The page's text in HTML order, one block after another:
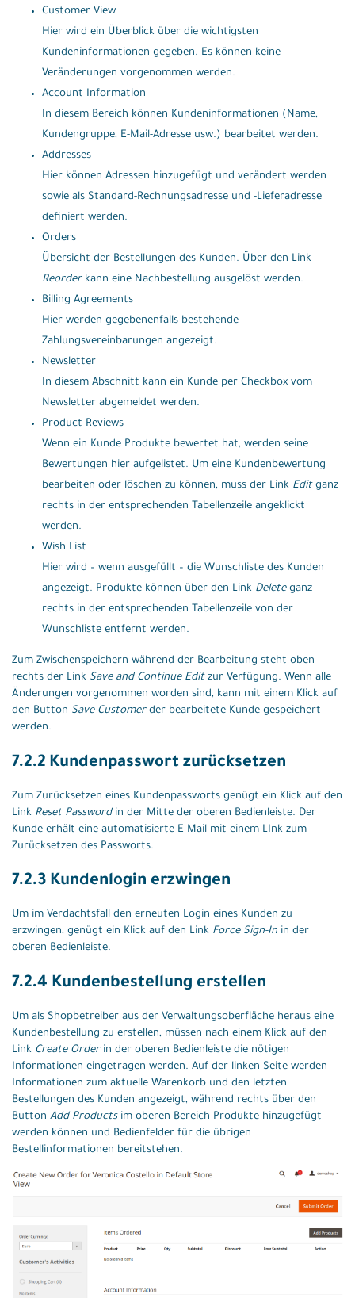
Customer View
Hier wird ein Überblick über die wichtigsten
Kundeninformationen gegeben. Es können keine
Veränderungen vorgenommen werden.
Account Information
In diesem Bereich können Kundeninformationen (Name,
Kundengruppe, E-Mail-Adresse usw.) bearbeitet werden.
Addresses
Hier können Adressen hinzugefügt und verändert werden
sowie als Standard-Rechnungsadresse und -Lieferadresse
definiert werden.
Orders
Übersicht der Bestellungen des Kunden. Über den Link
Reorderkann eine Nachbestellung ausgelöst werden.
Billing Agreements
Hier werden gegebenenfalls bestehende
Zahlungsvereinbarungen angezeigt.
Newsletter
In diesem Abschnitt kann ein Kunde per Checkbox vom
Newsletter abgemeldet werden.
Product Reviews
Wenn ein Kunde Produkte bewertet hat, werden seine
Bewertungen hier aufgelistet. Um eine Kundenbewertung
bearbeiten oder löschen zu können, muss der Link Editganz
rechts in der entsprechenden Tabellenzeile angeklickt
werden.
Wish List
Hier wird – wenn ausgefüllt – die Wunschliste des Kunden
angezeigt. Produkte können über den Link Deleteganz
rechts in der entsprechenden Tabellenzeile von der
Wunschliste entfernt werden.
Zum Zwischenspeichern während der Bearbeitung steht oben
rechts der Link Save and Continue Editzur Verfügung. Wenn alle
Änderungen vorgenommen worden sind, kann mit einem Klick auf
den Button Save Customerder bearbeitete Kunde gespeichert
werden.
7.2.2 Kundenpasswort zurücksetzen
Zum Zurücksetzen eines Kundenpassworts genügt ein Klick auf den
Link Reset Passwordin der Mitte der oberen Bedienleiste. Der
Kunde erhält eine automatisierte E-Mail mit einem LInk zum
Zurücksetzen des Passworts.
7.2.3 Kundenlogin erzwingen
Um im Verdachtsfall den erneuten Login eines Kunden zu
erzwingen, genügt ein Klick auf den Link Force Sign-In in der
oberen Bedienleiste.
7.2.4 Kundenbestellung erstellen
Um als Shopbetreiber aus der Verwaltungsoberfläche heraus eine
Kundenbestellung zu erstellen, müssen nach einem Klick auf den
Link Create Orderin der oberen Bedienleiste die nötigen
Informationen eingetragen werden. Auf der linken Seite werden
Informationen zum aktuelle Warenkorb und den letzten
Bestellungen des Kunden angezeigt, während rechts über den
Button Add Productsim oberen Bereich Produkte hinzugefügt
werden können und Bedienfelder für die übrigen
Bestellinformationen bereitstehen.